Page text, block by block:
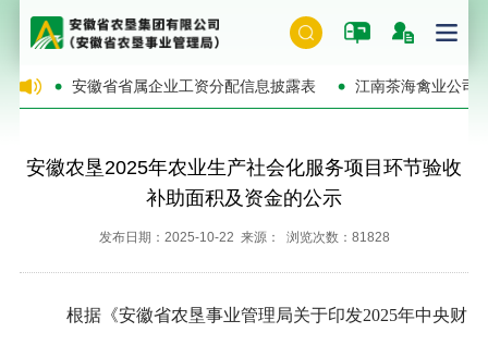
告 安徽省省属企业工资分配信息披露表 江南茶海禽业公司
安徽农垦2025年农业生产社会化服务项目环节验收
补助面积及资金的公示
发布日期：2025-10-22 来源： 浏览次数：81828
根据《安徽省农垦事业管理局关于印发2025年中央财